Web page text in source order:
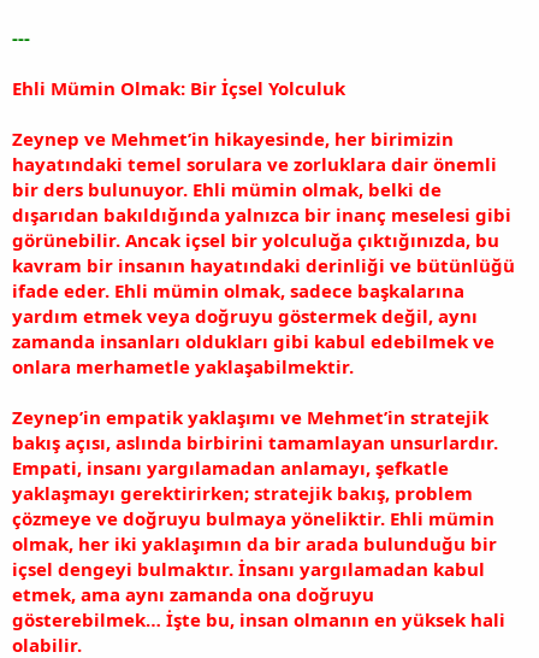
---
Ehli Mümin Olmak: Bir İçsel Yolculuk
Zeynep ve Mehmet’in hikayesinde, her birimizin
hayatındaki temel sorulara ve zorluklara dair önemli
bir ders bulunuyor. Ehli mümin olmak, belki de
dışarıdan bakıldığında yalnızca bir inanç meselesi gibi
görünebilir. Ancak içsel bir yolculuğa çıktığınızda, bu
kavram bir insanın hayatındaki derinliği ve bütünlüğü
ifade eder. Ehli mümin olmak, sadece başkalarına
yardım etmek veya doğruyu göstermek değil, aynı
zamanda insanları oldukları gibi kabul edebilmek ve
onlara merhametle yaklaşabilmektir.
Zeynep’in empatik yaklaşımı ve Mehmet’in stratejik
bakış açısı, aslında birbirini tamamlayan unsurlardır.
Empati, insanı yargılamadan anlamayı, şefkatle
yaklaşmayı gerektirirken; stratejik bakış, problem
çözmeye ve doğruyu bulmaya yöneliktir. Ehli mümin
olmak, her iki yaklaşımın da bir arada bulunduğu bir
içsel dengeyi bulmaktır. İnsanı yargılamadan kabul
etmek, ama aynı zamanda ona doğruyu
gösterebilmek… İşte bu, insan olmanın en yüksek hali
olabilir.